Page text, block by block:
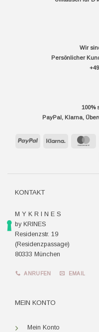
Wir
Persönlicher
100%
PayPal, Klarna,
PayPal Klarna
KONTAKT
M Y K R I N E S
by KRINES
Residenzstr. 19
(Residenzpassage)
80333 München
ANRUFEN EMAIL
MEIN KONTO
Mein Konto